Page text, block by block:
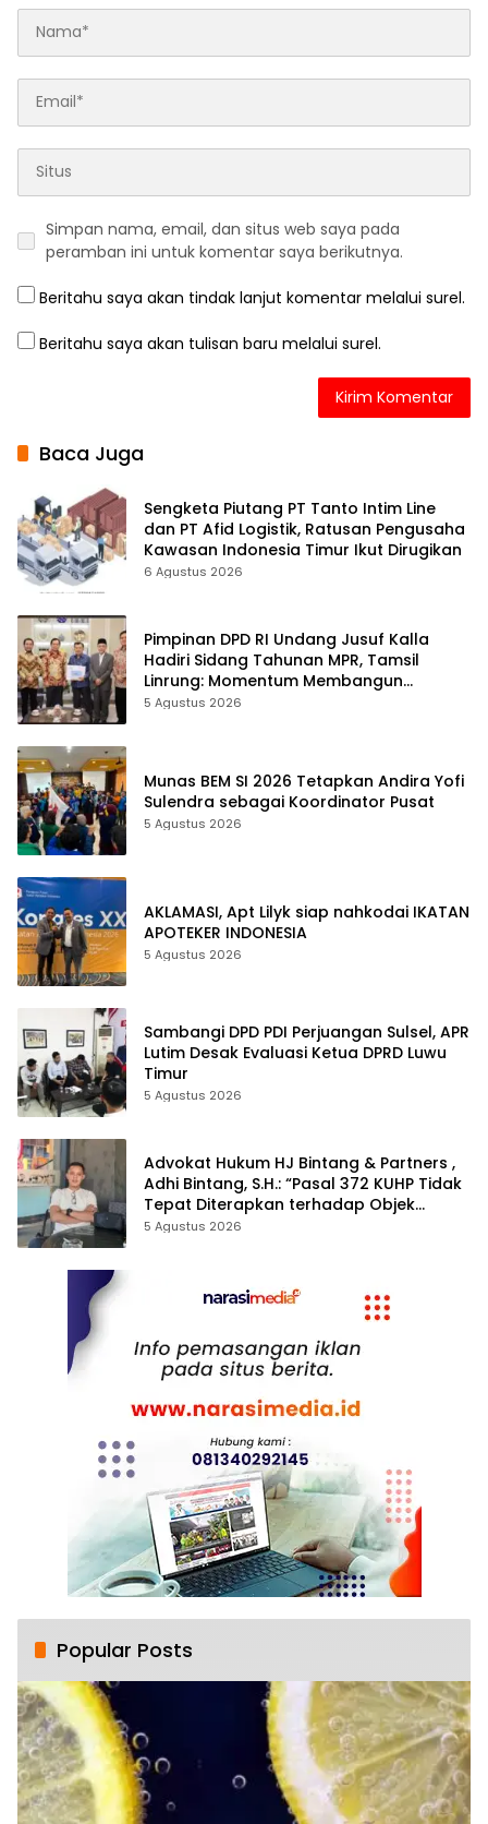
Simpan nama, email, dan situs web saya pada
peramban ini untuk komentar saya berikutnya.
Beritahu saya akan tindak lanjut komentar melalui surel.
Beritahu saya akan tulisan baru melalui surel.
Baca Juga
Sengketa Piutang PT Tanto Intim Line
dan PT Afid Logistik, Ratusan Pengusaha
Kawasan Indonesia Timur Ikut Dirugikan
6 Agustus 2026
Pimpinan DPD RI Undang Jusuf Kalla
Hadiri Sidang Tahunan MPR, Tamsil
Linrung: Momentum Membangun
Solidaritas Kepemimpinan Bangsa
5 Agustus 2026
Munas BEM SI 2026 Tetapkan Andira Yofi
Sulendra sebagai Koordinator Pusat
5 Agustus 2026
AKLAMASI, ​Apt Lilyk siap nahkodai IKATAN
APOTEKER INDONESIA
5 Agustus 2026
Sambangi DPD PDI Perjuangan Sulsel, APR
Lutim Desak Evaluasi Ketua DPRD Luwu
Timur
5 Agustus 2026
Advokat Hukum HJ Bintang & Partners ,
Adhi Bintang, S.H.: “Pasal 372 KUHP Tidak
Tepat Diterapkan terhadap Objek
Tanah”
5 Agustus 2026
Popular Posts